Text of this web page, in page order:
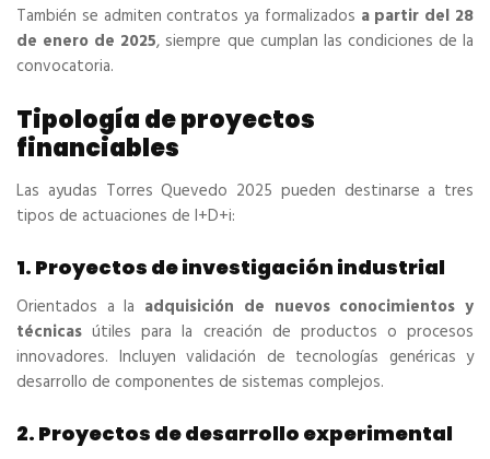
También se admiten contratos ya formalizados a partir del 28
de enero de 2025, siempre que cumplan las condiciones de la
convocatoria.
Tipología de proyectos
financiables
Las ayudas Torres Quevedo 2025 pueden destinarse a tres
tipos de actuaciones de I+D+i:
1. Proyectos de investigación industrial
Orientados a la adquisición de nuevos conocimientos y
técnicas útiles para la creación de productos o procesos
innovadores. Incluyen validación de tecnologías genéricas y
desarrollo de componentes de sistemas complejos.
2. Proyectos de desarrollo experimental